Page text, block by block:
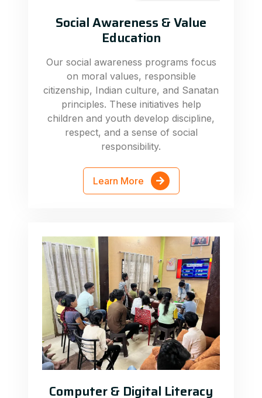
Social Awareness & Value
Education
Our social awareness programs focus
on moral values, responsible
citizenship, Indian culture, and Sanatan
principles. These initiatives help
children and youth develop discipline,
respect, and a sense of social
responsibility.
Learn More
Computer & Digital Literacy